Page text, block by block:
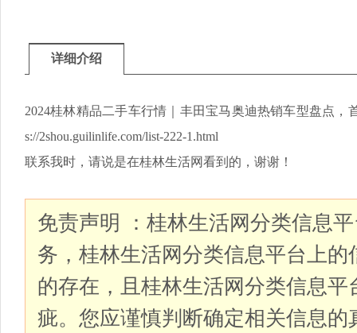
详细介绍
2024桂林精品二手车行情｜丰田宝马奥迪热销车型盘点
s://2shou.guilinlife.com/list-222-1.html
联系我时，请说是在桂林生活网看到的，谢谢！
免责声明 ：桂林生活网分类信息
务，桂林生活网分类信息平台上
的存在，且桂林生活网分类信息
疵。您应谨慎判断确定相关信息